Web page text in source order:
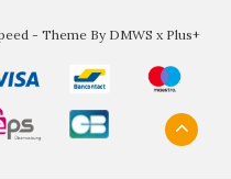
- Theme By DMWS x Plus+